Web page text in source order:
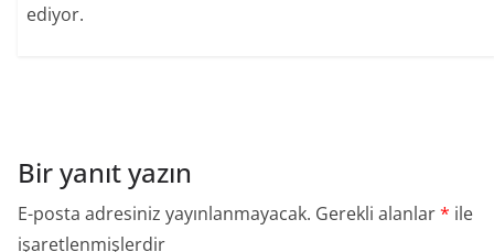
ediyor.
Bir yanıt yazın
E-posta adresiniz yayınlanmayacak. Gerekli alanlar* ile
işaretlenmişlerdir